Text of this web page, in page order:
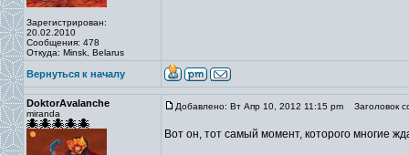
Зарегистрирован:
20.02.2010
Сообщения: 478
Откуда: Minsk, Belarus
Вернуться к началу
DoktorAvalanche
miranda
Добавлено: Вт Апр 10, 2012 11:15 pm Заголовок
Вот он, тот самый момент, которого многие